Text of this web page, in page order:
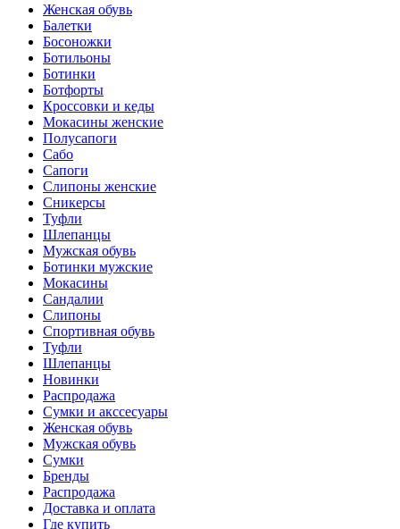
Женская обувь
Балетки
Босоножки
Ботильоны
Ботинки
Ботфорты
Кроссовки и кеды
Мокасины женские
Полусапоги
Сабо
Сапоги
Слипоны женские
Сникерсы
Туфли
Шлепанцы
Мужская обувь
Ботинки мужские
Мокасины
Сандалии
Слипоны
Спортивная обувь
Туфли
Шлепанцы
Новинки
Распродажа
Сумки и акссесуары
Женская обувь
Мужская обувь
Сумки
Бренды
Распродажа
Доставка и оплата
Где купить